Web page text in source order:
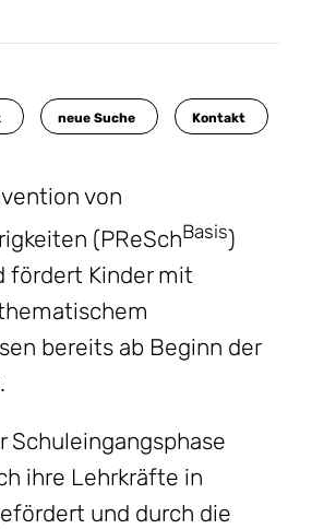
Kontakt
neue Suche
von
(PReSchBasis)
fördert Kinder mit
bereits ab Beginn der
Schuleingangsphase
ihre Lehrkräfte in
und durch die